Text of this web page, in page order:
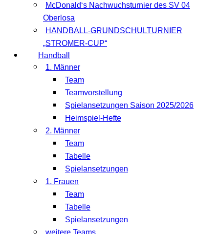
McDonald‘s Nachwuchsturnier des SV 04
Oberlosa
HANDBALL-GRUNDSCHULTURNIER
„STROMER-CUP“
Handball
1. Männer
Team
Teamvorstellung
Spielansetzungen Saison 2025/2026
Heimspiel-Hefte
2. Männer
Team
Tabelle
Spielansetzungen
1. Frauen
Team
Tabelle
Spielansetzungen
weitere Teams